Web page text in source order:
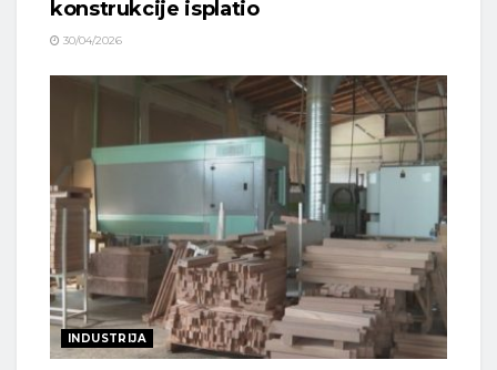
konstrukcije isplatio
30/04/2026
INDUSTRIJA